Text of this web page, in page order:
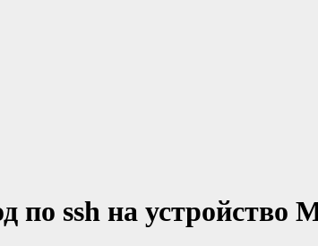
по ssh на устройство